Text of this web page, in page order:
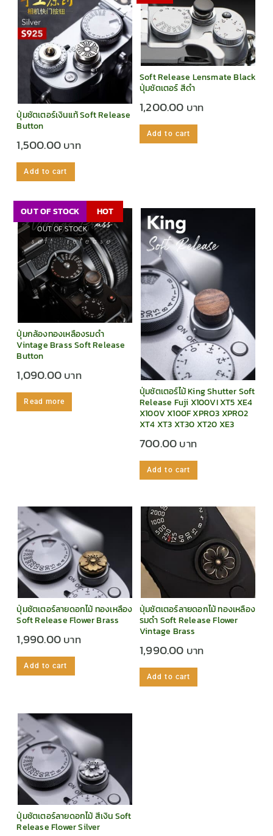
ปุ่มชัตเตอร์เงินแท้ Soft Release
Button
1,500.00
Add to cart
Soft Release Lensmate Black
ปุ่มชัตเตอร์ สีดำ
1,200.00
Add to cart
OUT OF STOCK HOT
OUT OF STOCK
ปุ่มกล้องทองเหลืองรมดำ
Vintage Brass Soft Release
Button
1,090.00
Read more
ปุ่มชัตเตอร์ไม้ King Shutter Soft
Release Fuji X100VI XT5 XE4
X100V X100F XPRO3 XPRO2
XT4 XT3 XT30 XT20 XE3
700.00
Add to cart
ปุ่มชัตเตอร์ลายดอกไม้ ทองเหลือง
Soft Release Flower Brass
1,990.00
Add to cart
ปุ่มชัตเตอร์ลายดอกไม้ ทองเหลือง
รมดำ Soft Release Flower
Vintage Brass
1,990.00
Add to cart
ปุ่มชัตเตอร์ลายดอกไม้ สีเงิน Soft
Release Flower Silver